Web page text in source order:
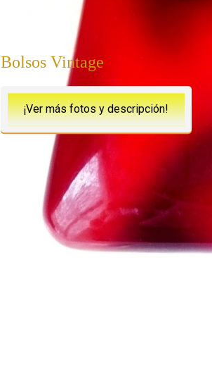
Bolsos Vintage
¡Ver más fotos y descripción!